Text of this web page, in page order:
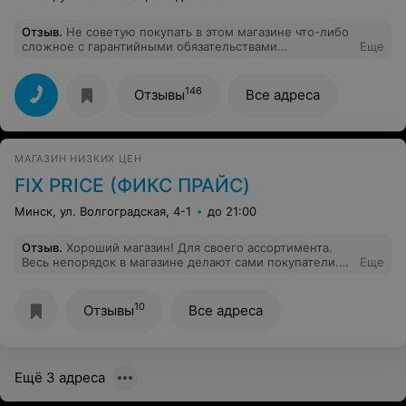
Отзыв. Не советую покупать в этом магазине что-либо
сложное с гарантийными обязательствами
нервы и плохое настроение гарантированы.
Еще
Отзывы146 Все адреса
МАГАЗИН НИЗКИХ ЦЕН
FIX PRICE (ФИКС ПРАЙС)
Минск, ул. Волгоградская, 4-1 до 21:00
Отзыв. Хороший магазин! Для своего ассортимента.
Весь непорядок в магазине делают сами покупатели.
работы кассира. Ценники на нижнюю полку в
основном на полосе выше, из за недостатка
Еще
Отзывы10 Все адреса
Ещё 3 адреса